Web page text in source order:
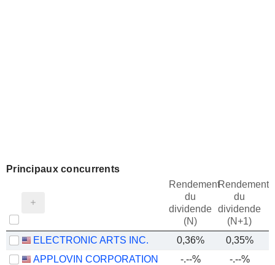
Principaux concurrents
Rendement
du
dividende
(N)
Rendement
du
dividende
(N+1)
ELECTRONIC ARTS INC. 0,36% 0,35%
APPLOVIN CORPORATION
-.--% -.--%